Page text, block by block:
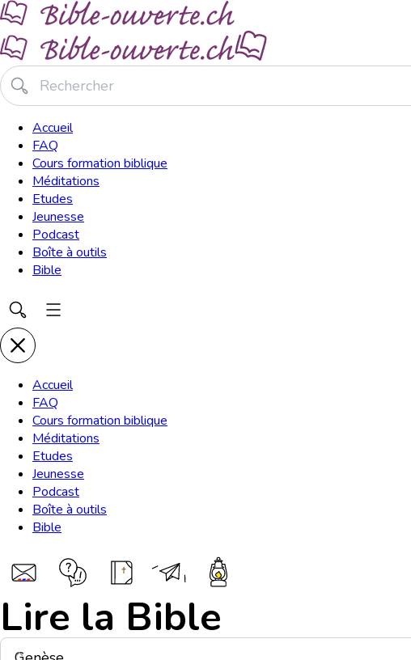
Accueil
FAQ
Cours formation biblique
Méditations
Etudes
Jeunesse
Podcast
Boîte à outils
Bible
Accueil
FAQ
Cours formation biblique
Méditations
Etudes
Jeunesse
Podcast
Boîte à outils
Bible
Lire la Bible